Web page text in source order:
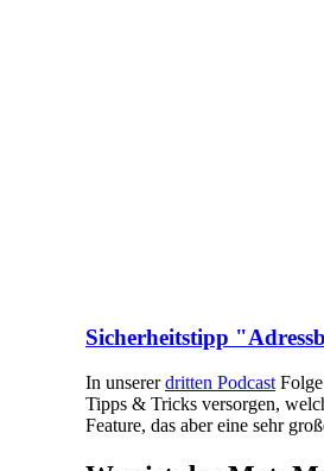
Sicherheitstipp
In unsererdritten Podcast
Tipps & Tricks versorgen,
Feature, das aber eine sehr